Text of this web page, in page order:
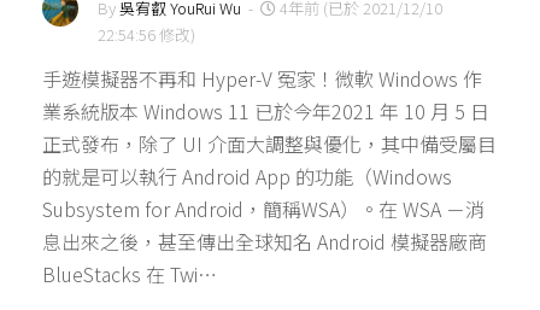
By吳宥叡 YouRui Wu -
4年前 (已於 2021/12/10
22:54:56 修改)
手遊模擬器不再和 Hyper-V 冤家！微軟 Windows 作
業系統版本 Windows 11 已於今年2021 年 10 月 5 日
正式發布，除了 UI 介面大調整與優化，其中備受屬目
的就是可以執行 Android App 的功能（Windows
Subsystem for Android，簡稱WSA）。在 WSA －消
息出來之後，甚至傳出全球知名 Android 模擬器廠商
BlueStacks 在 Twi…